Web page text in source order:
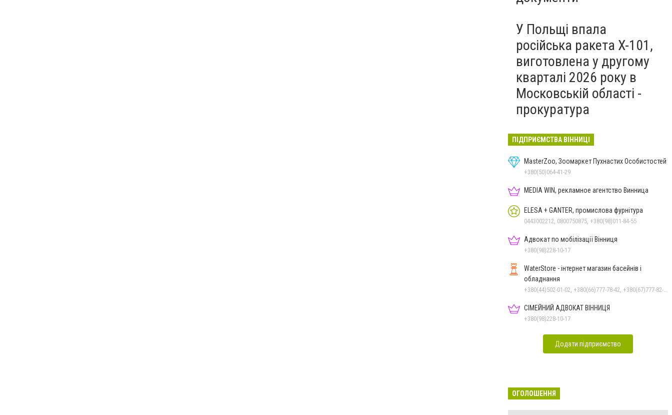
У Польщі впала
російська ракета X-101,
виготовлена у другому
кварталі 2026 року в
Московській області -
прокуратура
ПІДПРИЄМСТВА ВІННИЦІ
MasterZoo, Зоомаркет Пухнастих Особистостей
+380(50)064-41-29
MEDIA WIN, рекламное агентство Винница
ELESA + GANTER, промислова фурнітура
0443002212, 0800750875, +380(98)011-84-55
Адвокат по мобілізації Вінниця
+380(98)228-10-17
WaterStore - інтернет магазин басейнів і
обладнання
+380(44)502-01-02, +380(66)777-78-42, +380(67)777-82-19, +380(67)890-80-80, +380(73)890-80-80, +380(44)502-01-03
СІМЕЙНИЙ АДВОКАТ ВІННИЦЯ
+380(98)228-10-17
Додати підприємство
ОГОЛОШЕННЯ